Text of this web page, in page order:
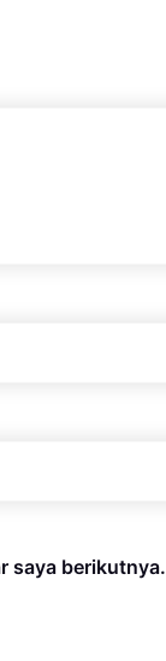
saya berikutnya.